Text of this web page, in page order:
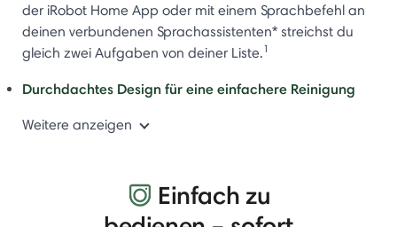
der iRobot Home App oder mit einem Sprachbefehl an
deinen verbundenen Sprachassistenten* streichst du
gleich zwei Aufgaben von deiner Liste.1
Durchdachtes Design für eine einfachere Reinigung
Weitere anzeigen
Einfach zu